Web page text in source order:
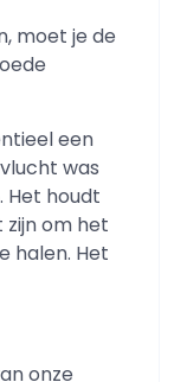
moet je de
een
was
Het houdt
zijn om het
halen. Het
onze